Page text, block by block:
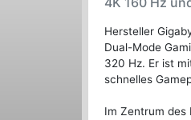
Hersteller
Dual-Mode
320 Hz. Er ist
schnelles
Im Zentrum des